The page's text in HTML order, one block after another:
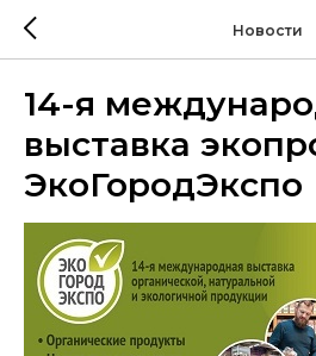
Новости
14-я
выставка
ЭкоГородЭкспо